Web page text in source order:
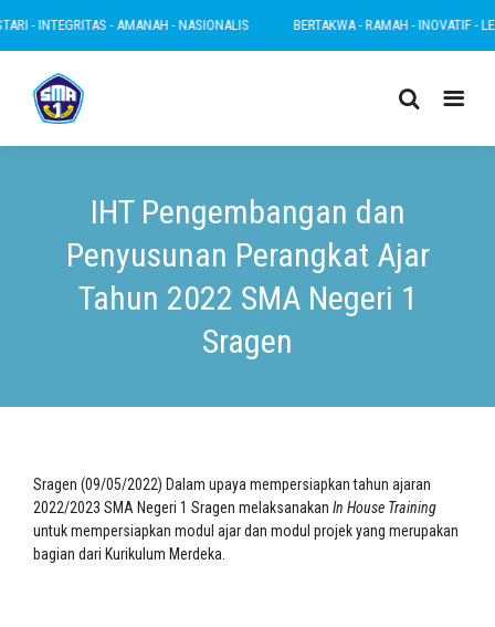
- INTEGRITAS - AMANAH - NASIONALIS BERTAKWA - RAMAH - INOVATIF -
IHT Pengembangan dan
Penyusunan Perangkat Ajar
Tahun 2022 SMA Negeri 1
Sragen
Sragen (09/05/2022) Dalam upaya mempersiapkan tahun ajaran
2022/2023 SMA Negeri 1 Sragen melaksanakan In House Training
untuk mempersiapkan modul ajar dan modul projek yang merupakan
bagian dari Kurikulum Merdeka.